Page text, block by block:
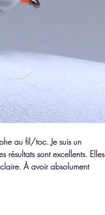
au fil/toc. Je suis un
résultats sont excellents. Elles
À avoir absolument